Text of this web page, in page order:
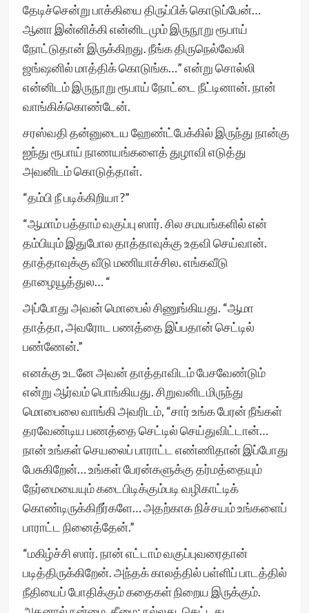
தேடிச்சென்று பாக்கியை திருப்பிக் கொடுப்பேன்…
ஆனா இன்னிக்கி என்னிடமும் இருநூறு ரூபாய்
நோட்டுதான் இருக்கிறது. நீங்க திருநெல்வேலி
ஜங்ஷனில் மாத்திக் கொடுங்க…” என்று சொல்லி
என்னிடம் இருநூறு ரூபாய் நோட்டை நீட்டினான். நான்
வாங்கிக்கொண்டேன்.
சரஸ்வதி தன்னுடைய ஹேண்ட்பேக்கில் இருந்து நான்கு
ஐந்து ரூபாய் நாணயங்களைத் துழாவி எடுத்து
அவனிடம் கொடுத்தாள்.
“தம்பி நீ படிக்கிறியா?”
“ஆமாம் பத்தாம் வகுப்பு ஸார். சில சமயங்களில் என்
தம்பியும் இதுபோல தாத்தாவுக்கு உதவி செய்வான்.
தாத்தாவுக்கு வீடு மணியாச்சில. எங்கவீடு
தாழையூத்துல… “
அப்போது அவன் மொபைல் சிணுங்கியது. “ஆமா
தாத்தா, அவரோட பணத்தை இப்பதான் செட்டில்
பண்ணேன்.”
எனக்கு உடனே அவன் தாத்தாவிடம் பேசவேண்டும்
என்று ஆர்வம் பொங்கியது. சிறுவனிடமிருந்து
மொபைலை வாங்கி அவரிடம், “சார் உங்க பேரன் நீங்கள்
தரவேண்டிய பணத்தை செட்டில் செய்துவிட்டான்…
நான் உங்கள் செயலைப் பாராட்ட எண்ணிதான் இப்போது
பேசுகிறேன்… உங்கள் பேரன்களுக்கு தர்மத்தையும்
நேர்மையையும் கடைபிடிக்கும்படி வழிகாட்டிக்
கொண்டிருக்கிறீர்களே… அதற்காக நிச்சயம் உங்களைப்
பாராட்ட நினைத்தேன்.”
“மகிழ்ச்சி ஸார். நான் எட்டாம் வகுப்புவரைதான்
படித்திருக்கிறேன். அந்தக் காலத்தில் பள்ளிப் பாடத்தில்
நீதியைப் போதிக்கும் கதைகள் நிறைய இருக்கும்.